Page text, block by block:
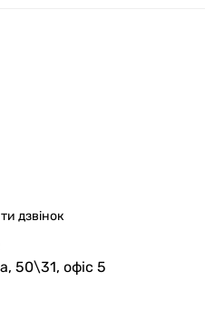
дзвінок
50\31, офіс 5